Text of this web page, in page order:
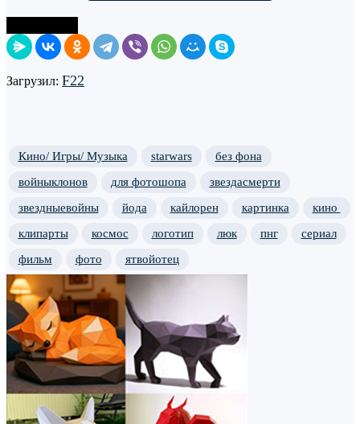
Загрузил: F22
Кино/ Игры/ Музыка starwars
без фона
войныклонов
для фотошопа
звездасмерти
звездныевойны
йода кайлорен картинка
кино
клипарты
космос логотип люк пнг
сериал
фильм
фото ятвойотец